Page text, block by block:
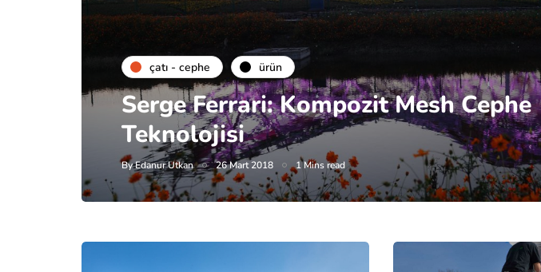
çatı - cephe ürün
Serge Ferrari: Kompozit Mesh Cephe
Teknolojisi
ByEdanur Utkan 26 Mart 2018 1 Mins read